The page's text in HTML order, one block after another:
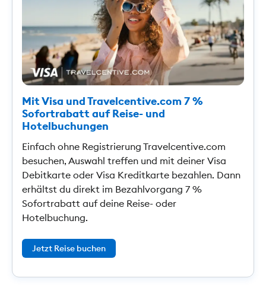
Mit Visa und Travelcentive.com 7 %
Sofortrabatt auf Reise- und
Hotelbuchungen
Einfach ohne Registrierung Travelcentive.com
besuchen, Auswahl treffen und mit deiner Visa
Debitkarte oder Visa Kreditkarte bezahlen. Dann
erhältst du direkt im Bezahlvorgang 7 %
Sofortrabatt auf deine Reise- oder
Hotelbuchung.
Jetzt Reise buchen